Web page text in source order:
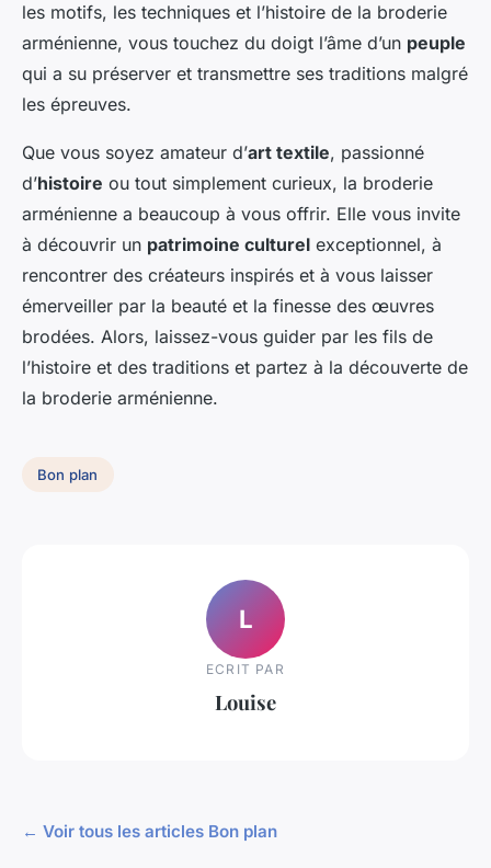
les motifs, les techniques et l’histoire de la broderie
arménienne, vous touchez du doigt l’âme d’un peuple
qui a su préserver et transmettre ses traditions malgré
les épreuves.
Que vous soyez amateur d’art textile, passionné
d’histoire ou tout simplement curieux, la broderie
arménienne a beaucoup à vous offrir. Elle vous invite
à découvrir un patrimoine culturel exceptionnel, à
rencontrer des créateurs inspirés et à vous laisser
émerveiller par la beauté et la finesse des œuvres
brodées. Alors, laissez-vous guider par les fils de
l’histoire et des traditions et partez à la découverte de
la broderie arménienne.
Bon plan
L
ECRIT PAR
Louise
← Voir tous les articles Bon plan